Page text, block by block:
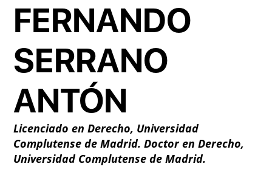
FERNANDO
SERRANO
ANTÓN
Licenciado en Derecho, Universidad
Complutense de Madrid. Doctor en Derecho,
Universidad Complutense de Madrid.